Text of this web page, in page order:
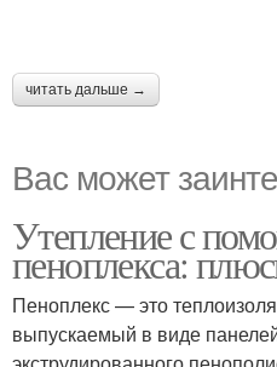
читать дальше →
Вас может
Утепление с
пеноплекса:
Пеноплекс — это
выпускаемый в виде